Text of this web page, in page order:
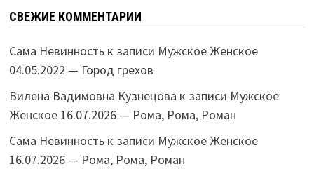
СВЕЖИЕ КОММЕНТАРИИ
Сама Невинностьк записи Мужское Женское
04.05.2022 — Город грехов
Вилена Вадимовна Кузнецова к записи Мужское
Женское 16.07.2026 — Рома, Рома, Роман
Сама Невинностьк записи Мужское Женское
16.07.2026 — Рома, Рома, Роман